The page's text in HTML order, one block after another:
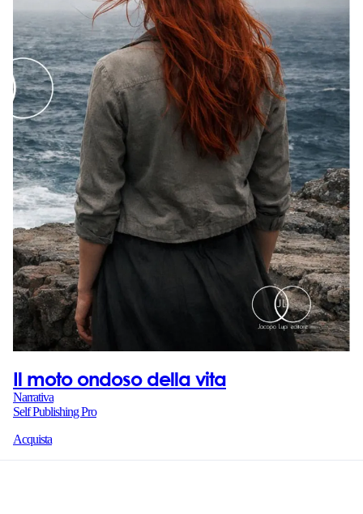
Il moto ondoso della vita
Narrativa
Self Publishing Pro
Acquista